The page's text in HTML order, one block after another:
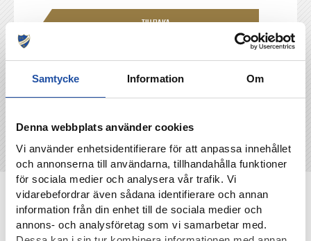
Samtycke Information Om
Denna webbplats använder cookies
Vi använder enhetsidentifierare för att anpassa innehållet
och annonserna till användarna, tillhandahålla funktioner
för sociala medier och analysera vår trafik. Vi
vidarebefordrar även sådana identifierare och annan
information från din enhet till de sociala medier och
annons- och analysföretag som vi samarbetar med.
TILLBAKA
NYHETER